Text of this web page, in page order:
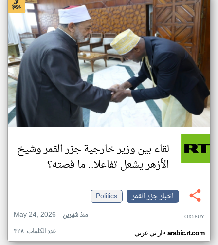
لقاء بين وزير خارجية جزر القمر وشيخ
الأزهر يشعل تفاعلا.. ما قصته؟
اخبار جزر القمر
Politics
May 24, 2026
منذ شهرين OX58UY
ار تي عربي• arabic.rt.com عدد الكلمات: ٣٢٨